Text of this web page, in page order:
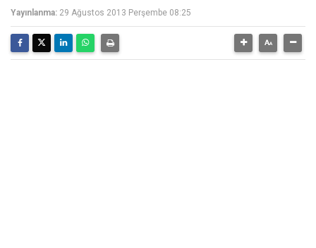
Yayınlanma: 29 Ağustos 2013 Perşembe 08:25